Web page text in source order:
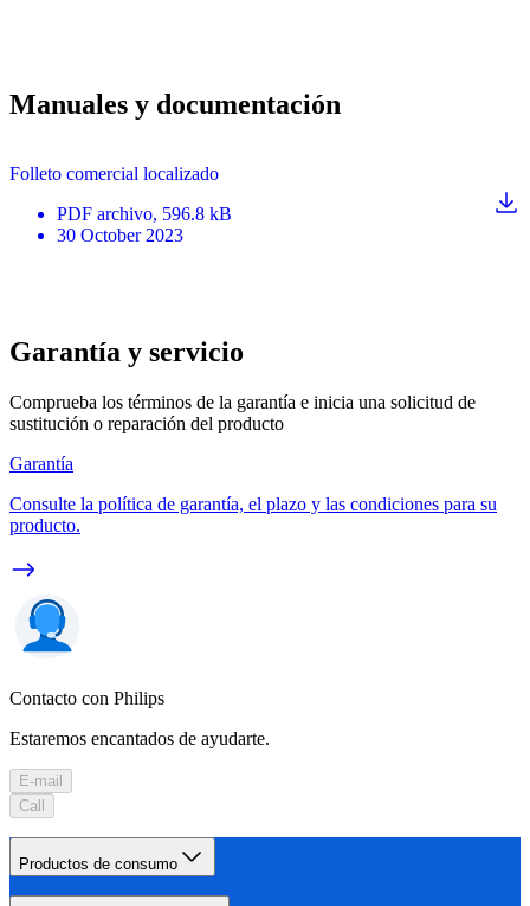
Manuales y documentación
Folleto comercial localizado
PDF archivo, 596.8 kB
30 October 2023
Garantía y servicio
Comprueba los términos de la garantía e inicia una solicitud de
sustitución o reparación del producto
Garantía
Consulte la política de garantía, el plazo y las condiciones para su
producto.
Contacto con Philips
Estaremos encantados de ayudarte.
E-mail
Call
Productos de consumo